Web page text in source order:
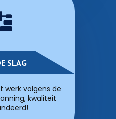
SLAG
werk volgens de
kwaliteit